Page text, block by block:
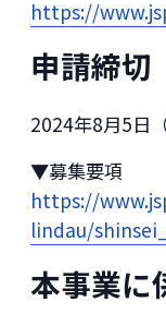
https://
申請締切
2024年8月5日
▼募集要項
https://
lindau/
本事業に